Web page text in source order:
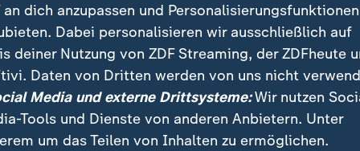
USA und das Königreich Dänemark1951 ein
für Grönland geschlossen. Die
im Jahr 2004 ein Mitspracherecht. Das Abkommen
auf der Arktisinsel zu errichten und - de facto - die
übernehmen.
an dich anzupassen und Personalisierungsfunktionen
Dabei personalisieren wir ausschließlich auf
deiner Nutzung von ZDF Streaming, der ZDFheute
Daten von Dritten werden von uns nicht
Media und externe Drittsysteme:Wir nutzen
Tools und Dienste von anderen Anbietern. Unter
um das Teilen von Inhalten zu ermöglichen.